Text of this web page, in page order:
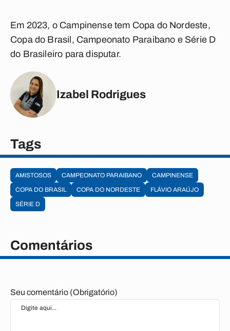
Em 2023, o Campinense tem Copa do Nordeste,
Copa do Brasil, Campeonato Paraibano e Série D
do Brasileiro para disputar.
Izabel Rodrigues
Tags
AMISTOSOS CAMPEONATO PARAIBANO
CAMPINENSE
COPA DO BRASIL
COPA DO NORDESTE
FLÁVIO ARAÚJO
SÉRIE D
Comentários
Seu comentário (Obrigatório)